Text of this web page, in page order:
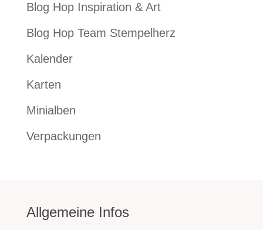
Blog Hop Inspiration & Art
Blog Hop Team Stempelherz
Kalender
Karten
Minialben
Verpackungen
Allgemeine Infos